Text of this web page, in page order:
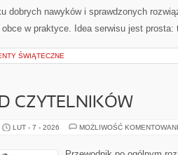
dobrych nawyków i sprawdzonych
w praktyce. Idea serwisu jest
ŚWIĄTECZNE
CZYTELNIKÓW
LUT - 7 - 2026 MOŻLIWOŚĆ